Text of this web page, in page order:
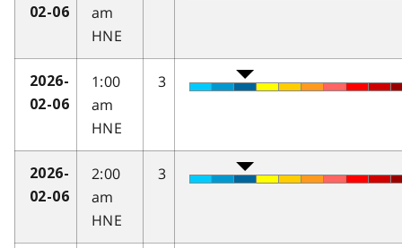
02-06
am
HNE
2026-
02-06
1:00
am
HNE
3
2026-
02-06
2:00
am
HNE
3